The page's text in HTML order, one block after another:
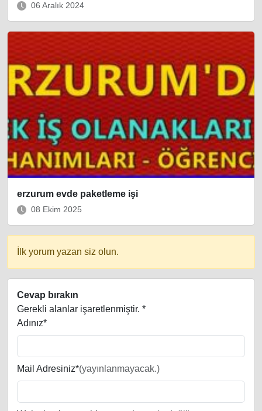
06 Aralık 2024
erzurum evde paketleme işi
08 Ekim 2025
İlk yorum yazan siz olun.
Cevap bırakın
Gerekli alanlar işaretlenmiştir. *
Adınız*
Mail Adresiniz*(yayınlanmayacak.)